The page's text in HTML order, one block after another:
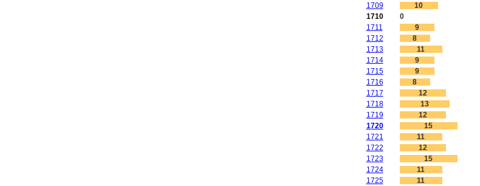
1709
10
1710
0
1711
9
1712
8
1713
11
1714
9
1715
9
1716
8
1717
12
1718
13
1719
12
1720
15
1721
11
1722
12
1723
15
1724
11
1725
11